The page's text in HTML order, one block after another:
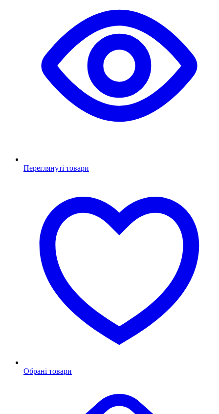
Переглянуті товари
Обрані товари